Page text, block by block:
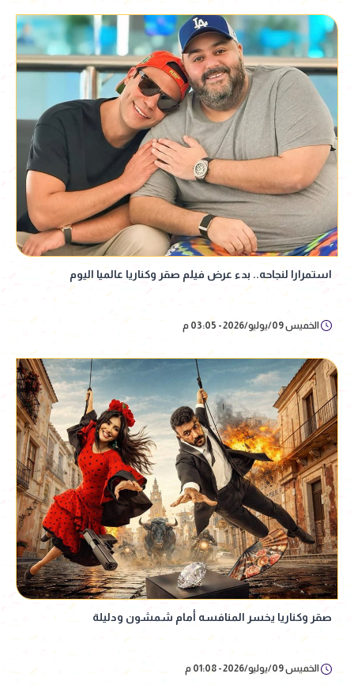
استمرارا لنجاحه.. بدء عرض فيلم صقر وكناريا عالميا اليوم
الخميس 09/يوليو/2026 - 03:05 م
صقر وكناريا يخسر المنافسه أمام شمشون ودليلة
الخميس 09/يوليو/2026 - 01:08 م